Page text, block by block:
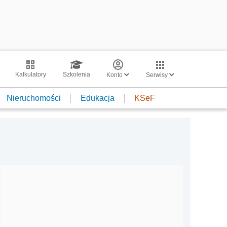
Kalkulatory Szkolenia Konto Serwisy
Nieruchomości Edukacja KSeF